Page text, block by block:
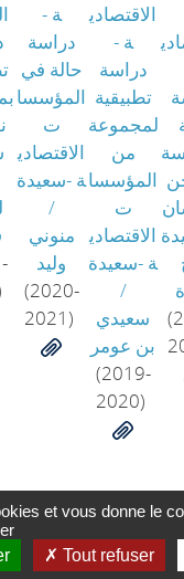
ة -
دراسة
حالة في
المؤسسا
ت
الاقتصادي
ة -سعيدة
/
منوني
وليد
(2020-
2021)
الاقتصادي
ة -
دراسة
تطبيقية
لمجموعة
من
المؤسسا
ت
الاقتصادي
ة -سعيدة
/
سعيدي
بن عومر
(2019-
2020)
et vous donne le
Tout refuser